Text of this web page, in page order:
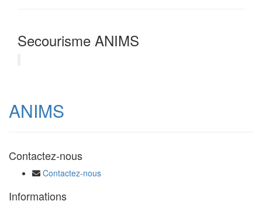
Secourisme ANIMS
ANIMS
Contactez-nous
Contactez-nous
Informations